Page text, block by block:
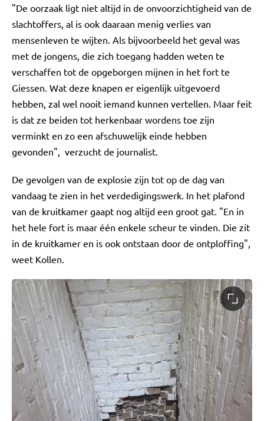
"De oorzaak ligt niet altijd in de onvoorzichtigheid van de
slachtoffers, al is ook daaraan menig verlies van
mensenleven te wijten. Als bijvoorbeeld het geval was
met de jongens, die zich toegang hadden weten te
verschaffen tot de opgeborgen mijnen in het fort te
Giessen. Wat deze knapen er eigenlijk uitgevoerd
hebben, zal wel nooit iemand kunnen vertellen. Maar feit
is dat ze beiden tot herkenbaar wordens toe zijn
verminkt en zo een afschuwelijk einde hebben
gevonden", verzucht de journalist.
De gevolgen van de explosie zijn tot op de dag van
vandaag te zien in het verdedigingswerk. In het plafond
van de kruitkamer gaapt nog altijd een groot gat. "En in
het hele fort is maar één enkele scheur te vinden. Die zit
in de kruitkamer en is ook ontstaan door de ontploffing",
weet Kollen.